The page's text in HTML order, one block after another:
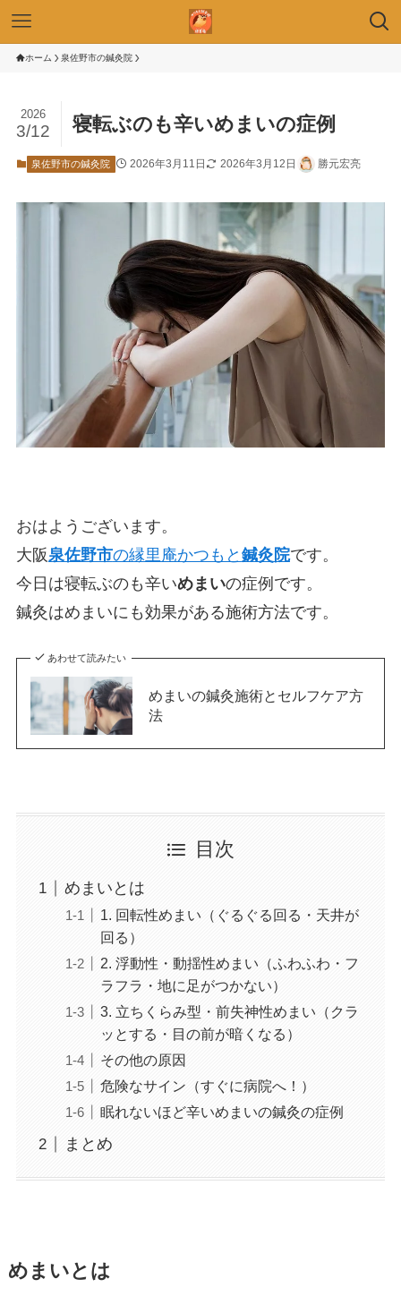
ホーム 泉佐野市の鍼灸院
寝転ぶのも辛いめまいの症例
2026
3/12
泉佐野市の鍼灸院 2026年3月11日 2026年3月12日 勝元宏亮
おはようございます。
大阪泉佐野市の縁里庵かつもと 鍼灸院です。
今日は寝転ぶのも辛いめまいの症例です。
鍼灸はめまいにも効果がある施術方法です。
あわせて読みたい
めまいの鍼灸施術とセルフケア方
法
目次
めまいとは
1. 回転性めまい（ぐるぐる回る・天井が
回る）
2. 浮動性・動揺性めまい（ふわふわ・フ
ラフラ・地に足がつかない）
3. 立ちくらみ型・前失神性めまい（クラ
ッとする・目の前が暗くなる）
その他の原因
危険なサイン（すぐに病院へ！）
眠れないほど辛いめまいの鍼灸の症例
まとめ
めまいとは